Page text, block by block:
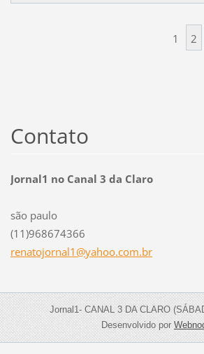
1 2
Contato
Jornal1 no Canal 3 da Claro
são paulo
(11)968674366
renatojornal1@yahoo.com.br
Jornal1- CANAL 3 DA CLARO
Desenvolvido por